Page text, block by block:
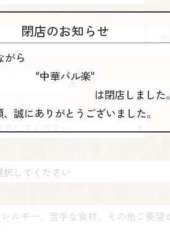
人
閉店のお知らせ
がら
"中華バル楽"
は閉店しました。
、誠にありがとうございました。